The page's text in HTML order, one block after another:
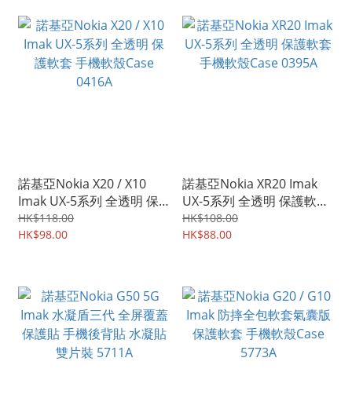
諾基亞Nokia X20 / X10
Imak UX-5系列 全透明 保
護軟套 手機軟殼Case
0416A
HK$118.00
HK$98.00
諾基亞Nokia XR20 Imak
UX-5系列 全透明 保護軟套
手機軟殼Case 0395A
HK$108.00
HK$88.00